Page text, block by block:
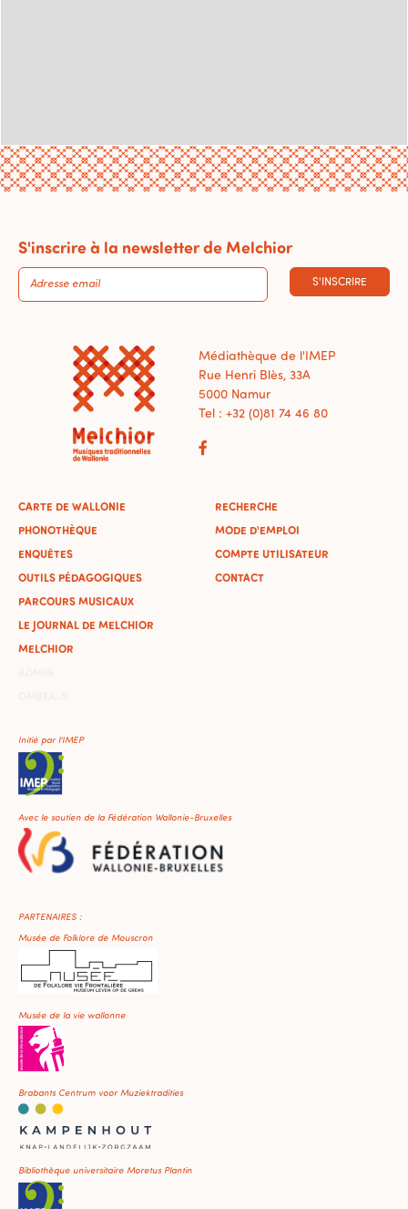
S'inscrire à la newsletter de Melchior
S'INSCRIRE
Médiathèque de l'IMEP
Rue Henri Blès, 33A
5000 Namur
Tel : +32 (0)81 74 46 80
CARTE DE WALLONIE
PHONOTHÈQUE
ENQUÊTES
OUTILS PÉDAGOGIQUES
PARCOURS MUSICAUX
LE JOURNAL DE MELCHIOR
MELCHIOR
RECHERCHE
MODE D'EMPLOI
COMPTE UTILISATEUR
CONTACT
Initié par l'IMEP
Avec le soutien de la Fédération Wallonie-Bruxelles
PARTENAIRES :
Musée de Folklore de Mouscron
Musée de la vie wallonne
Brabants Centrum voor Muziektradities
Bibliothèque universitaire Moretus Plantin